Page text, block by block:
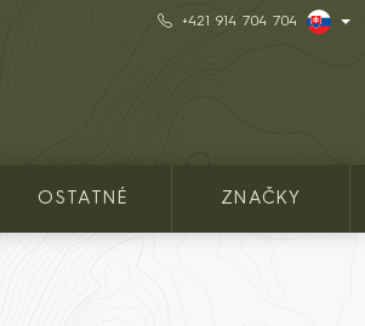
+421 914 704 704
OSTATNÉ ZNAČKY